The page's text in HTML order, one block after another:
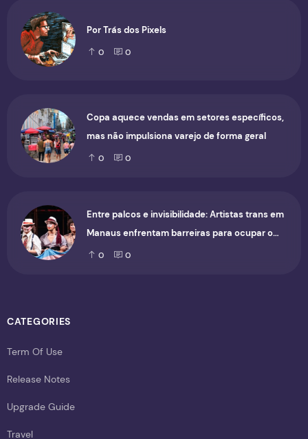
Por Trás dos Pixels
0 0
Copa aquece vendas em setores específicos,
mas não impulsiona varejo de forma geral
0 0
Entre palcos e invisibilidade: Artistas trans em
Manaus enfrentam barreiras para ocupar o
cenário cultural
0 0
CATEGORIES
Term Of Use
Release Notes
Upgrade Guide
Travel